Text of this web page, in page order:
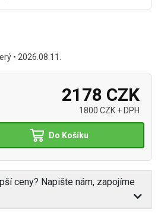
• 2026.08.11.
2178 CZK
1800 CZK + DPH
Do Košíku
ceny? Napište nám, zapojíme